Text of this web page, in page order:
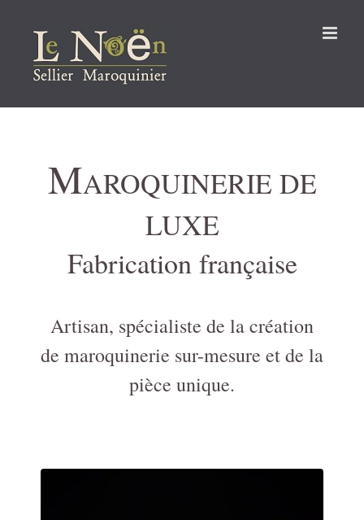
contenu
MAROQUINERIE DE
LUXE
Fabrication française
Artisan, spécialiste de la création
de maroquinerie sur-mesure et de la
pièce unique.